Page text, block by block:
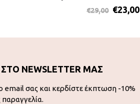
€29,00 €23,00
NEWSLETTER ΜΑΣ
σας και κερδίστε έκπτωση -10%